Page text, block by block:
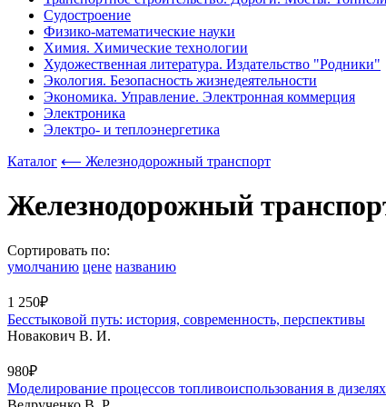
Судостроение
Физико-математические науки
Химия. Химические технологии
Художественная литература. Издательство "Родники"
Экология. Безопасность жизнедеятельности
Экономика. Управление. Электронная коммерция
Электроника
Электро- и теплоэнергетика
Каталог ⟵ Железнодорожный транспорт
Железнодорожный
Сортировать по:
умолчанию цене названию
1 250₽
Бесстыковой путь: история, современность, перспективы
Новакович В. И.
980₽
Моделирование процессов топливоиспользования в дизелях